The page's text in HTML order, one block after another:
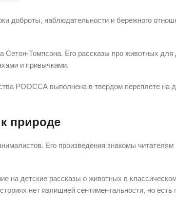
доброты, наблюдательности и бережного
Сетон-Томпсона. Его рассказы про животных
и привычками.
РООССА выполнена в твердом переплете на
природе
Его произведения знакомы читателям
на детские рассказы о животных в
нет излишней сентиментальности, но